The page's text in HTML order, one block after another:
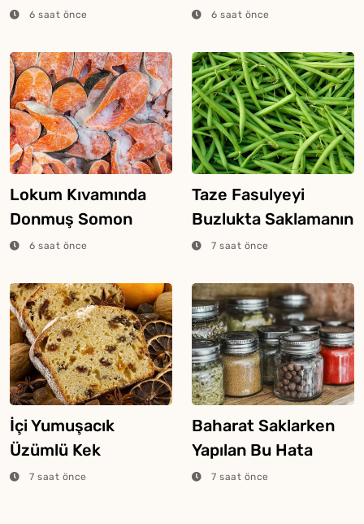
6 saat önce
Dondurmanın Püf
6 saat önce
Lokum Kıvamında
Donmuş Somon
Pişirme Yöntemi
6 saat önce
Taze Fasulyeyi
Buzlukta Saklamanın
4 Farklı Yöntemi
7 saat önce
İçi Yumuşacık
Üzümlü Kek
Yapmanın Sırrı
7 saat önce
Baharat Saklarken
Yapılan Bu Hata
Aromasını Bitiriyor
7 saat önce